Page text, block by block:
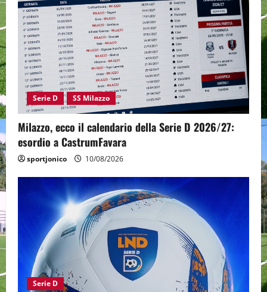
Serie D SS Milazzo
Milazzo, ecco il calendario della Serie D 2026/27:
esordio a CastrumFavara
sportjonico 10/08/2026
Serie D